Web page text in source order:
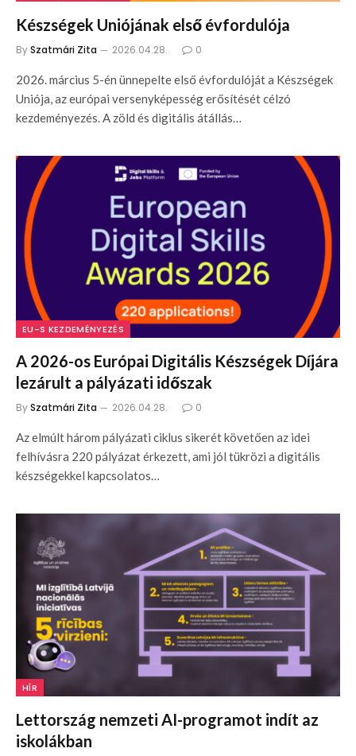
Készségek Uniójának első évfordulója
BySzatmári Zita 2026.04.28. 0
2026. március 5-én ünnepelte első évfordulóját a Készségek
Uniója, az európai versenyképesség erősítését célzó
kezdeményezés. A zöld és digitális átállás…
EU-S KEZDEMÉNYEZÉS
A 2026-os Európai Digitális Készségek Díjára
lezárult a pályázati időszak
BySzatmári Zita 2026.04.28. 0
Az elmúlt három pályázati ciklus sikerét követően az idei
felhívásra 220 pályázat érkezett, ami jól tükrözi a digitális
készségekkel kapcsolatos…
HÍR
Lettország nemzeti AI-programot indít az
iskolákban